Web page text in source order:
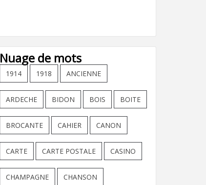
Nuage de mots
1914 1918 ANCIENNE
ARDECHE BIDON BOIS BOITE
BROCANTE CAHIER CANON
CARTE CARTE POSTALE CASINO
CHAMPAGNE CHANSON